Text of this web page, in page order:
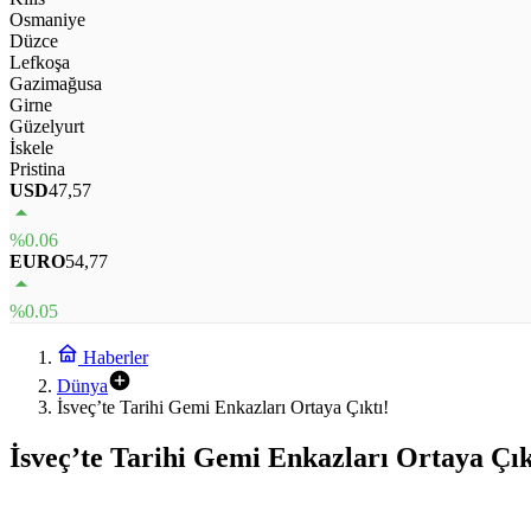
Osmaniye
Düzce
Lefkoşa
Gazimağusa
Girne
Güzelyurt
İskele
Pristina
USD47,57
%0.06
EURO54,77
%0.05
Haberler
Dünya
İsveç’te Tarihi Gemi Enkazları Ortaya Çıktı!
İsveç’te Tarihi Gemi Enkazları Ortaya